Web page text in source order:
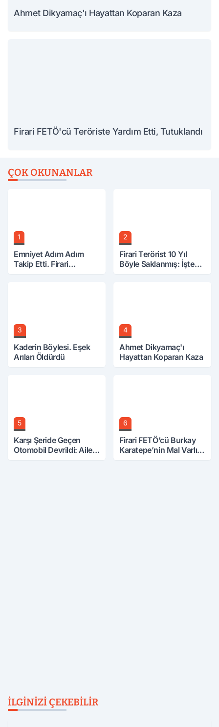
Ahmet Dikyamaç'ı Hayattan Koparan Kaza
Firari FETÖ'cü Teröriste Yardım Etti, Tutuklandı
ÇOK OKUNANLAR
1
Emniyet Adım Adım
Takip Etti. Firari
2
Firari Terörist 10 Yıl
Böyle Saklanmış: İşte
3
Kaderin Böylesi. Eşek
Arıları Öldürdü
4
Ahmet Dikyamaç'ı
Hayattan Koparan Kaza
5
Karşı Şeride Geçen
Otomobil Devrildi: Aile
6
Firari FETÖ’cü Burkay
Karatepe’nin Mal Varlığı
İLGINIZI ÇEKEBILIR